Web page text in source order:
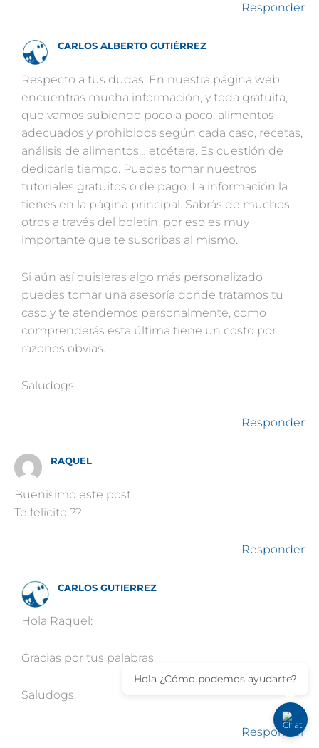
Responder
CARLOS ALBERTO GUTIÉRREZ
Respecto a tus dudas. En nuestra página web
encuentras mucha información, y toda gratuita,
que vamos subiendo poco a poco, alimentos
adecuados y prohibidos según cada caso, recetas,
análisis de alimentos… etcétera. Es cuestión de
dedicarle tiempo. Puedes tomar nuestros
tutoriales gratuitos o de pago. La información la
tienes en la página principal. Sabrás de muchos
otros a través del boletín, por eso es muy
importante que te suscribas al mismo.
Si aún así quisieras algo más personalizado
puedes tomar una asesoría donde tratamos tu
caso y te atendemos personalmente, como
comprenderás esta última tiene un costo por
razones obvias.
Saludogs
Responder
RAQUEL
Buenisimo este post.
Te felicito ??
Responder
CARLOS GUTIERREZ
Hola Raquel:
Gracias por tus palabras.
Saludogs.
Responder
Hola ¿Cómo podemos ayudarte?